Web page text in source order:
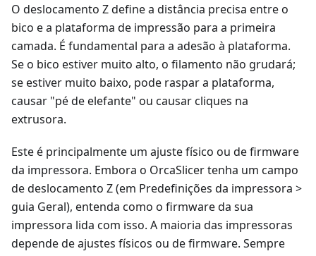
O deslocamento Z define a distância precisa entre o
bico e a plataforma de impressão para a primeira
camada. É fundamental para a adesão à plataforma.
Se o bico estiver muito alto, o filamento não grudará;
se estiver muito baixo, pode raspar a plataforma,
causar "pé de elefante" ou causar cliques na
extrusora.
Este é principalmente um ajuste físico ou de firmware
da impressora. Embora o OrcaSlicer tenha um campo
de deslocamento Z (em Predefinições da impressora >
guia Geral), entenda como o firmware da sua
impressora lida com isso. A maioria das impressoras
depende de ajustes físicos ou de firmware. Sempre